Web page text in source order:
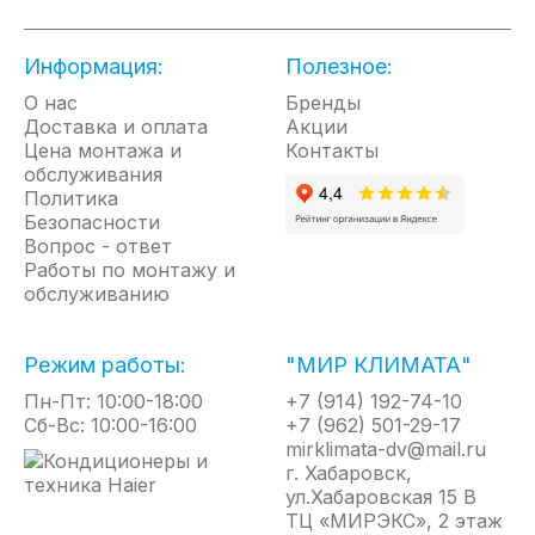
работы нагревательных элементов, так как ТЭНы
больше не работают на полную, когда это не
нужно!
Технология SMART MEMORY
Это технология запоминаний привычек
пользователя.
После первых 7 дней знакомства водонагревателя
с Вашими привычками Вы можете больше не
задумываться о управлении водонагревателя,
будет работать — он сам решит, когда ему
необходимо подготовить для Вас горячую воду.
Электронный анод
Водонагреватели серии оснащены активным
анодом (Электронным анодом). Анод представляет
собой титановый стержень и обеспечивает защиту
Информация:
О нас
Доставка и оплата
Цена монтажа и
обслуживания
Политика
Безопасности
Вопрос - ответ
Работы по монтажу и
обслуживанию
Полезное:
Бренды
Акции
Контакты
Режим работы:
Пн-Пт: 10:00-18:00
Сб-Вс: 10:00-16:00
"МИР КЛИМАТА"
+7 (914) 192-74-10
+7 (962) 501-29-17
mirklimata-dv@mail.ru
г. Хабаровск,
ул.Хабаровская 15 В
ТЦ «МИРЭКС», 2 этаж